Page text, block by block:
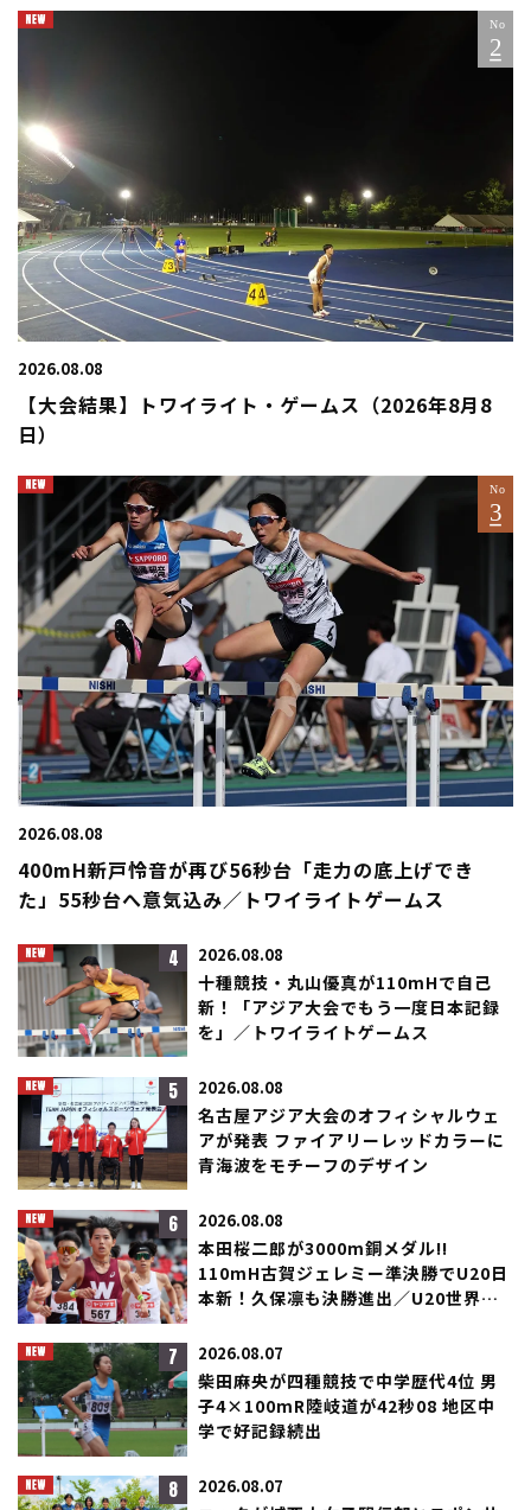
2026.08.08
【大会結果】トワイライト・ゲームス（2026年8月8
日）
2026.08.08
400mH新戸怜音が再び56秒台「走力の底上げでき
た」55秒台へ意気込み／トワイライトゲームス
4 2026.08.08
十種競技・丸山優真が110mHで自己
新！「アジア大会でもう一度日本記録
を」／トワイライトゲームス
5 2026.08.08
名古屋アジア大会のオフィシャルウェ
アが発表 ファイアリーレッドカラーに
青海波をモチーフのデザイン
6 2026.08.08
本田桜二郎が3000m銅メダル!!
110mH古賀ジェレミー準決勝でU20日
本新！久保凛も決勝進出／U20世界選
7 2026.08.07
柴田麻央が四種競技で中学歴代4位 男
子4×100mR陸岐道が42秒08 地区中
学で好記録続出
8 2026.08.07